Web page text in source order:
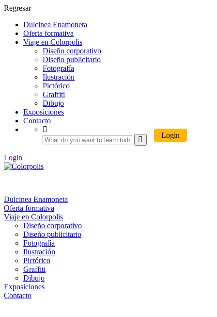
Regresar
Dulcinea Enamoneta
Oferta formativa
Viaje en Colorpolis
Diseño corporativo
Diseño publicitario
Fotografía
Ilustración
Pictórico
Graffiti
Dibujo
Exposiciones
Contacto
Login
Login
Dulcinea Enamoneta
Oferta formativa
Viaje en Colorpolis
Diseño corporativo
Diseño publicitario
Fotografía
Ilustración
Pictórico
Graffiti
Dibujo
Exposiciones
Contacto